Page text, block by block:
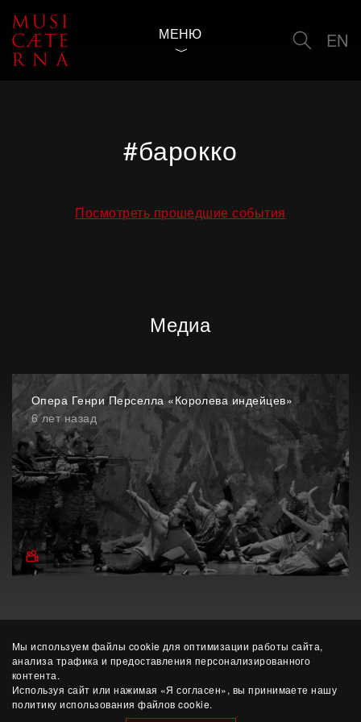
Мы используем файлы cookie для оптимизации работы сайта,
анализа трафика и предоставления персонализированного
контента.
Используя сайт или нажимая «Я согласен», вы принимаете нашу
политику использования файлов cookie.
МЕНЮ EN
#барокко
Посмотреть прошедшие события
Медиа
Опера Генри Перселла «Королева индейцев»
6 лет назад